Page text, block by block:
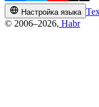
Настройка языка
© 2006–2026, Habr